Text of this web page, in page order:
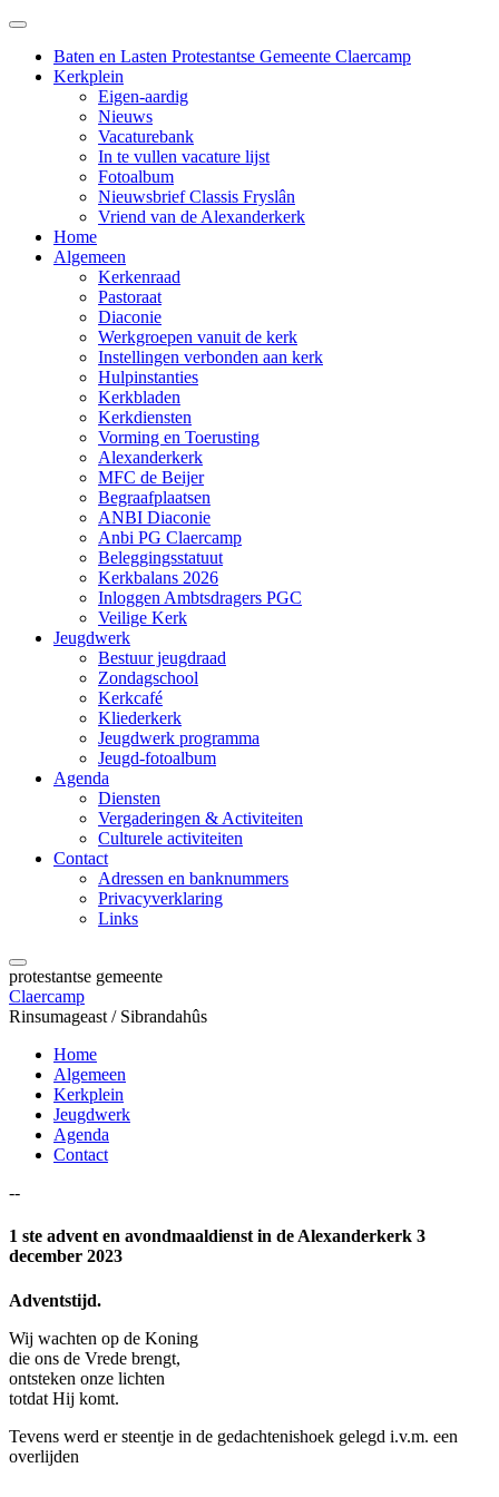
Baten en Lasten Protestantse Gemeente Claercamp
Kerkplein
Eigen-aardig
Nieuws
Vacaturebank
In te vullen vacature lijst
Fotoalbum
Nieuwsbrief Classis Fryslân
Vriend van de Alexanderkerk
Home
Algemeen
Kerkenraad
Pastoraat
Diaconie
Werkgroepen vanuit de kerk
Instellingen verbonden aan kerk
Hulpinstanties
Kerkbladen
Kerkdiensten
Vorming en Toerusting
Alexanderkerk
MFC de Beijer
Begraafplaatsen
ANBI Diaconie
Anbi PG Claercamp
Beleggingsstatuut
Kerkbalans 2026
Inloggen Ambtsdragers PGC
Veilige Kerk
Jeugdwerk
Bestuur jeugdraad
Zondagschool
Kerkcafé
Kliederkerk
Jeugdwerk programma
Jeugd-fotoalbum
Agenda
Diensten
Vergaderingen & Activiteiten
Culturele activiteiten
Contact
Adressen en banknummers
Privacyverklaring
Links
protestantse gemeente
Claercamp
Rinsumageast / Sibrandahûs
Home
Algemeen
Kerkplein
Jeugdwerk
Agenda
Contact
--
1 ste advent en avondmaaldienst in de Alexanderkerk 3
december 2023
Adventstijd.
Wij wachten op de Koning
die ons de Vrede brengt,
ontsteken onze lichten
totdat Hij komt.
Tevens werd er steentje in de gedachtenishoek gelegd i.v.m. een
overlijden